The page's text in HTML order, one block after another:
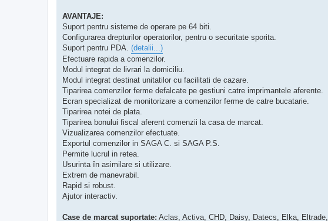
AVANTAJE:
Suport pentru sisteme de operare pe 64 biti.
Configurarea drepturilor operatorilor, pentru o securitate sporita.
Suport pentru PDA. (detalii...)
Efectuare rapida a comenzilor.
Modul integrat de livrari la domiciliu.
Modul integrat destinat unitatilor cu facilitati de cazare.
Tiparirea comenzilor ferme defalcate pe gestiuni catre imprimantele aferente.
Ecran specializat de monitorizare a comenzilor ferme de catre bucatarie.
Tiparirea notei de plata.
Tiparirea bonului fiscal aferent comenzii la casa de marcat.
Vizualizarea comenzilor efectuate.
Exportul comenzilor in SAGA C. si SAGA P.S.
Permite lucrul in retea.
Usurinta în asimilare si utilizare.
Extrem de manevrabil.
Rapid si robust.
Ajutor interactiv.
Case de marcat suportate: Aclas, Activa, CHD, Daisy, Datecs, Elka,